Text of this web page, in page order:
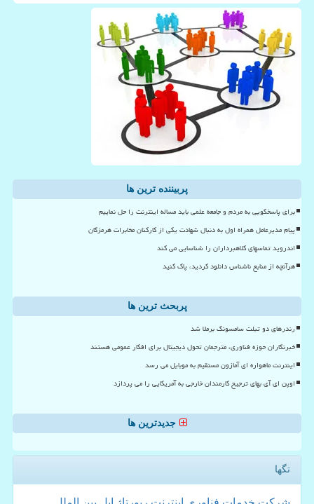
پربیننده ترین ها
برای پاسخگویی به مردم و جامعه علمی باید مساله اینترنت را حل نماییم
پیام مدیرعامل همراه اول به دنبال شهادت یکی از کارکنان مخابرات هرمزگان
اندروید تماسهای کلاهبرداران را شناسایی می کند
هرآنچه از منابع ناشناس دانلود کردید، پاک کنید
پربحث ترین ها
رندرهای دو تبلت سامسونگ برملا شد
خبرنگاران حوزه فناوری، مترجمان تحول دیجیتال برای افکار عمومی هستند
اینترنت ماهواره ای آمازون مستقیم به موبایل می رسد
اوپن ای آی بهای ترجیح کارمندان خارجی به آمریکایی را می پردازد
جدیدترین ها
تگها